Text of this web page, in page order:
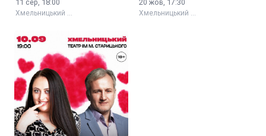
11 сер, 18:00
Хмельницький …
20 жов, 17:30
Хмельницький …